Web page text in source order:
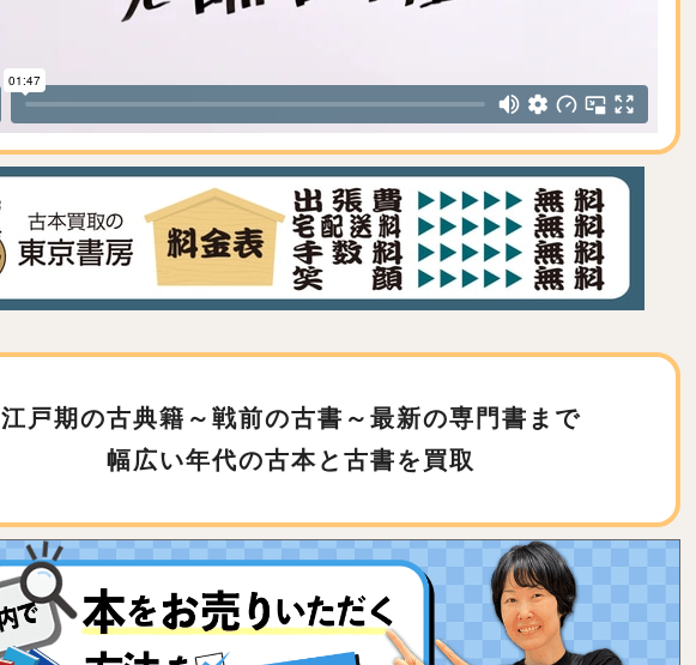
江戸期の古典籍～戦前の古書～最新の専門書まで
幅広い年代の古本と古書を買取